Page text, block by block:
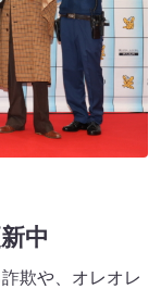
中
欺や、オレオレ